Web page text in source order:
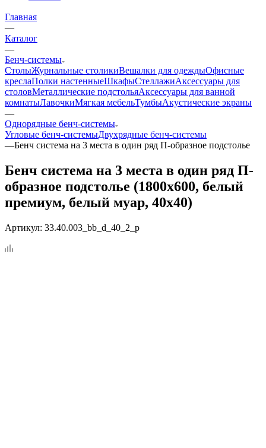
Главная
—
Каталог
—
Бенч-системы
СтолыЖурнальные столикиВешалки для одеждыОфисные
креслаПолки настенныеШкафыСтеллажиАксессуары для
столовМеталлические подстольяАксессуары для ванной
комнатыЛавочкиМягкая мебельТумбыАкустические экраны
—
Однорядные бенч-системы
Угловые бенч-системыДвухрядные бенч-системы
—Бенч система на 3 места в один ряд П-образное подстолье
Бенч система на 3 места в один ряд П-
образное подстолье (1800x600, белый
премиум, белый муар, 40x40)
Артикул: 33.40.003_bb_d_40_2_p